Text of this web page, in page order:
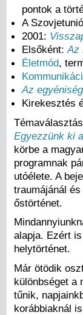
pontok a
A
2001:
Elsőként: Az
Életmód,
Az
Kirekesztés
Egyezzünk ki
körbe a
programnak
utóélete. A
traumájánál
őstörténet.
alapja. Ezért
helytörténet.
Már ötödik
különbséget a
tűnik,
korábbiaknál